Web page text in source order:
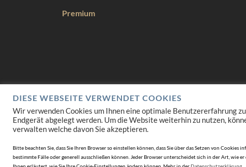
Premium
DIESE WEBSEITE VERWENDET COOKIES
Wir verwenden Cookies um Ihnen eine optimale Benutzererfahrung
Endgerät abgelegt werden. Um die Website weiterhin zu nutzen,
verwalten welche davon Sie akzeptieren.
Bitte beachten Sie, dass Sie Ihren Browser so einstellen können, dass Sie über das Setzen von
bestimmte Fälle oder generell ausschließen können. Jeder Browser unterscheidet sich in der Art, wie